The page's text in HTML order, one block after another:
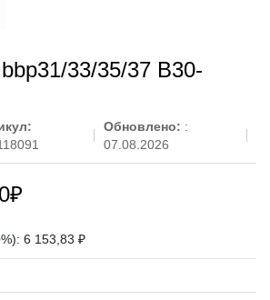
33/35/37 B30-
Обновлено: :
07.08.2026
₽
6 153,83 ₽